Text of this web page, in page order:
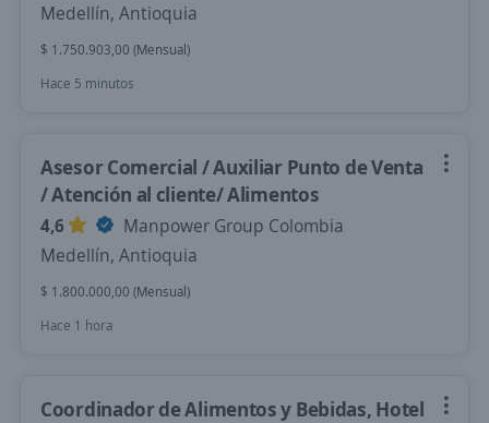
Medellín, Antioquia
$ 1.750.903,00 (Mensual)
Hace 5 minutos
Asesor Comercial / Auxiliar Punto de Venta
/ Atención al cliente/ Alimentos
4,6
Manpower Group Colombia
Medellín, Antioquia
$ 1.800.000,00 (Mensual)
Hace 1 hora
Coordinador de Alimentos y Bebidas, Hotel